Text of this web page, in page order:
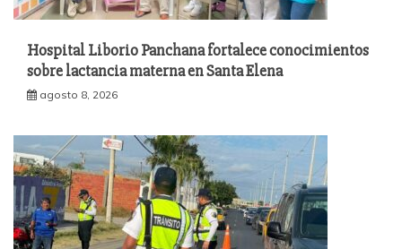
Hospital Liborio Panchana fortalece conocimientos
sobre lactancia materna en Santa Elena
agosto 8, 2026